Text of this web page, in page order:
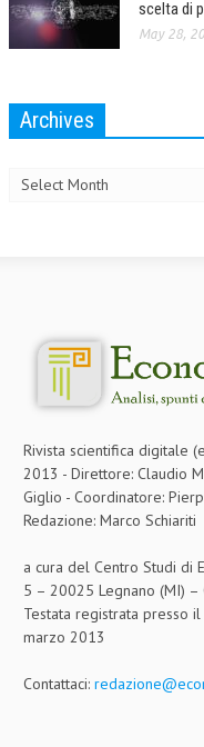
scelta di
May 28,
Archives
Rivista scientifica digitale
2013 - Direttore: Claudio
Giglio - Coordinatore:
Redazione: Marco Schiariti
a cura del Centro Studi di
5 – 20025 Legnano (MI)
Testata registrata presso
marzo 2013
Contattaci: